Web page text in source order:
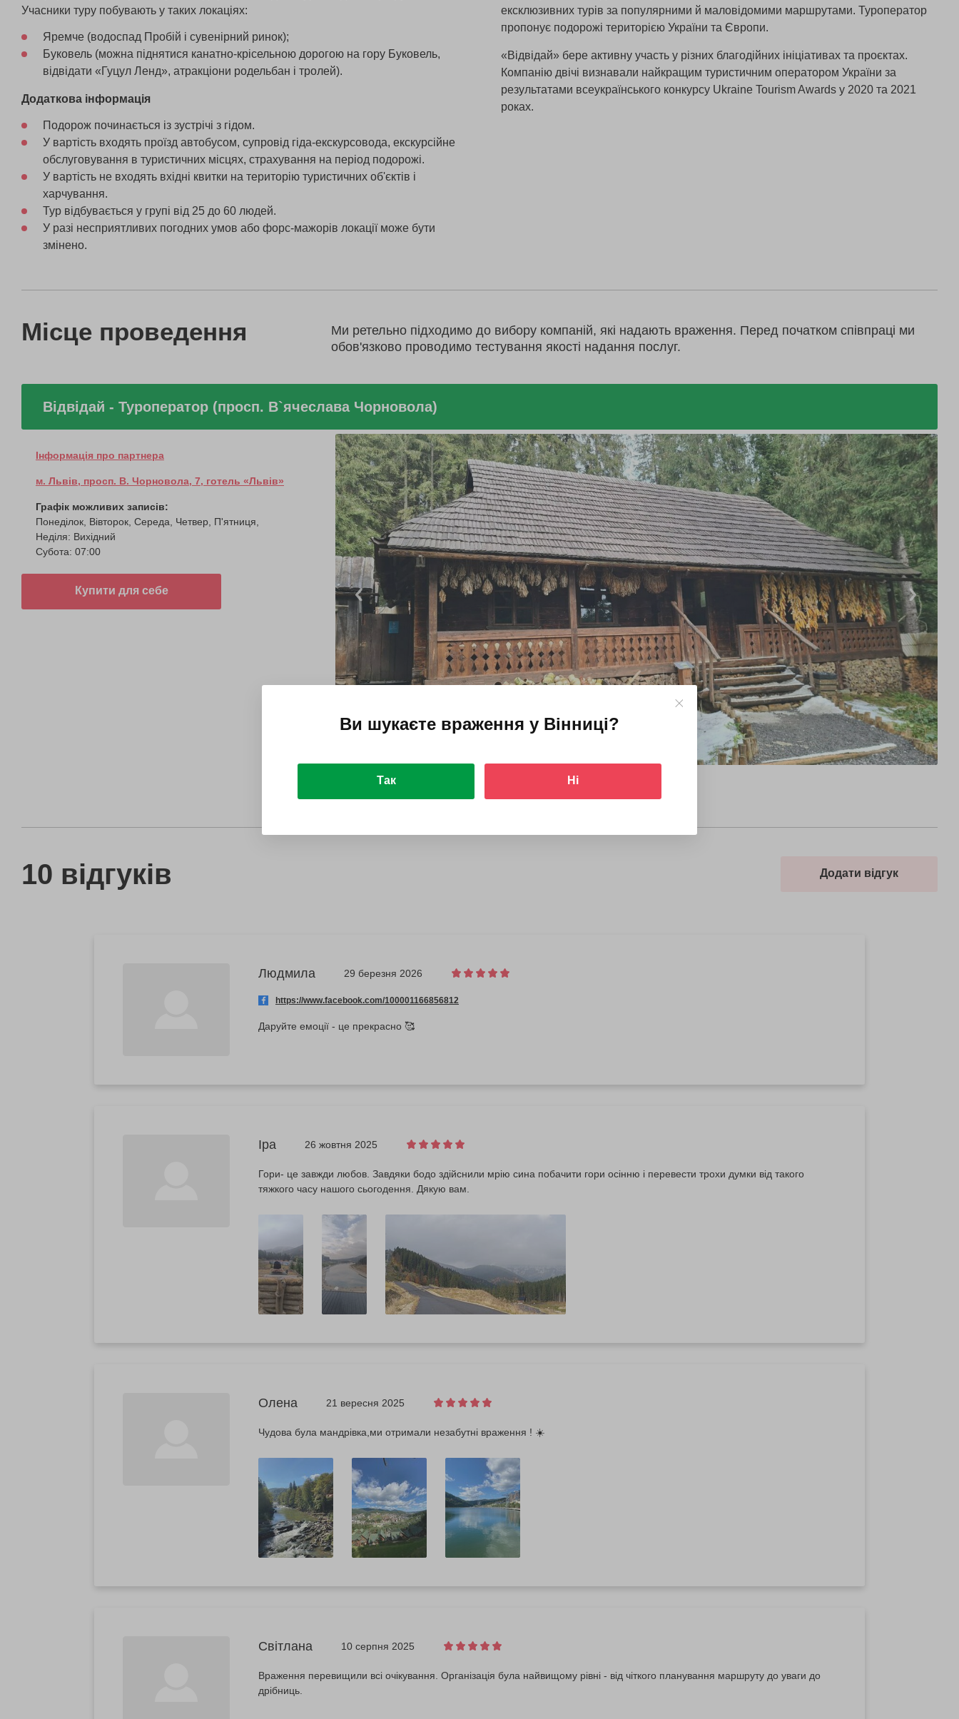
Учасники туру побувають у таких локаціях:
Яремче (водоспад Пробій і сувенірний ринок);
Буковель (можна піднятися канатно-крісельною дорогою на гору Буковель,
відвідати «Гуцул Ленд», атракціони родельбан і тролей).
Додаткова інформація
Подорож починається із зустрічі з гідом.
У вартість входять проїзд автобусом, супровід гіда-екскурсовода, екскурсійне
обслуговування в туристичних місцях, страхування на період подорожі.
У вартість не входять вхідні квитки на територію туристичних об'єктів і
харчування.
Тур відбувається у групі від 25 до 60 людей.
У разі несприятливих погодних умов або форс-мажорів локації може бути
змінено.
ексклюзивних турів за популярними й маловідомими маршрутами. Туроператор
пропонує подорожі територією України та Європи.
«Відвідай» бере активну участь у різних благодійних ініціативах та проєктах.
Компанію двічі визнавали найкращим туристичним оператором України за
результатами всеукраїнського конкурсу Ukraine Tourism Awards у 2020 та 2021
роках.
Місце проведення
Ми ретельно підходимо до вибору компаній, які надають враження. Перед початком співпраці ми
обов'язково проводимо тестування якості надання послуг.
Відвідай - Туроператор (просп. В`ячеслава Чорновола)
Інформація про партнера
м. Львів, просп. В. Чорновола, 7, готель «Львів»
Графік можливих записів:
Понеділок, Вівторок, Середа, Четвер, П'ятниця,
Неділя: Вихідний
Субота: 07:00
Купити для себе
10 відгуків Додати відгук
Людмила 29 березня 2026
https://www.facebook.com/100001166856812
Даруйте емоції - це прекрасно 🥰
Іра 26 жовтня 2025
Гори- це завжди любов. Завдяки бодо здійснили мрію сина побачити гори осінню і перевести трохи думки від такого
тяжкого часу нашого сьогодення. Дякую вам.
Олена 21 вересня 2025
Чудова була мандрівка,ми отримали незабутні враження ! ☀️
Світлана 10 серпня 2025
Враження перевищили всі очікування. Організація була найвищому рівні - від чіткого планування маршруту до уваги до
дрібниць.
Ви шукаєте враження у Вінниці?
Так Ні